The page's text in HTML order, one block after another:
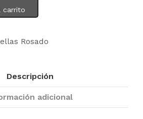
carrito
Rosado
Descripción
adicional